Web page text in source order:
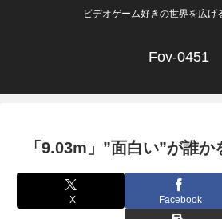
ビデオゲーム好きの世界を広げ
Fov-0451
「9.03m」”面白い”が誰か
X Facebook